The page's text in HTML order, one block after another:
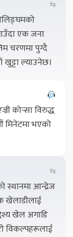
⇆
एक जना
चरणमा पुग्दै
खुट्टा ल्याउनेछ।
कोन्सा विरुद्ध
भएको
⇆
स्थानमा आन्द्रेज
खेलाडीलाई
खेल अगाडि
विकल्पहरूलाई